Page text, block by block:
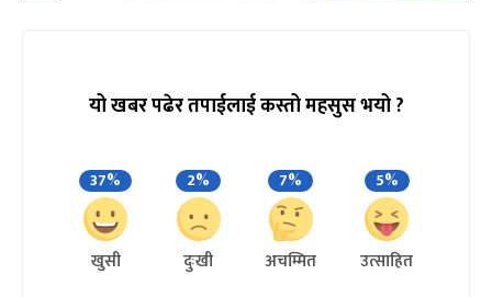
यो खबर पढेर तपाईलाई कस्तो महसुस भयो ?
37%
खुसी
2%
दुःखी
7%
अचम्मित
5%
उत्साहित